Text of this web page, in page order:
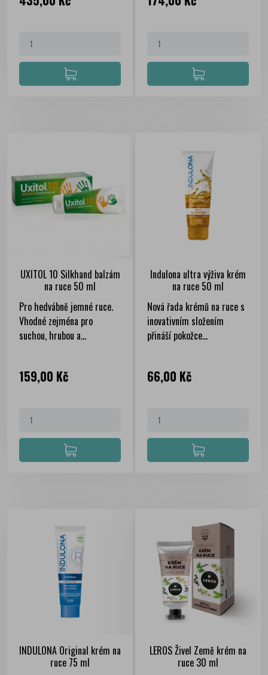
UXITOL 10 Silkhand balzám
na ruce 50 ml
Pro hedvábně jemné ruce.
Vhodné zejména pro
suchou, hrubou a...
Cena
159,00 Kč
Indulona ultra výživa krém
na ruce 50 ml
Nová řada krémů na ruce s
inovativním složením
přináší pokožce...
Cena
66,00 Kč
INDULONA Original krém na
ruce 75 ml
LEROS Živel Země krém na
ruce 30 ml